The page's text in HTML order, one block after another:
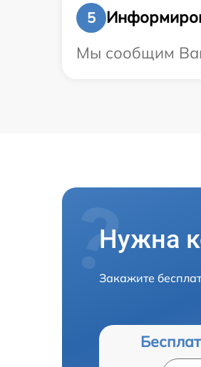
5
Мы сообщим Вам
Нужна
Закажите